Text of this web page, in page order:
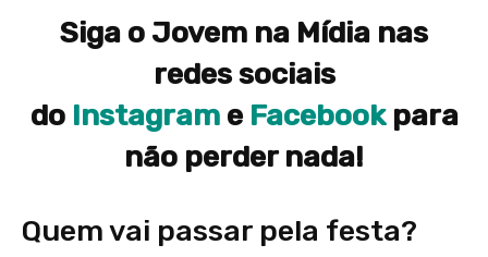
Siga o Jovem na Mídia nas
redes sociais
do Instagram e Facebookpara
não perder nada!
Quem vai passar pela festa?